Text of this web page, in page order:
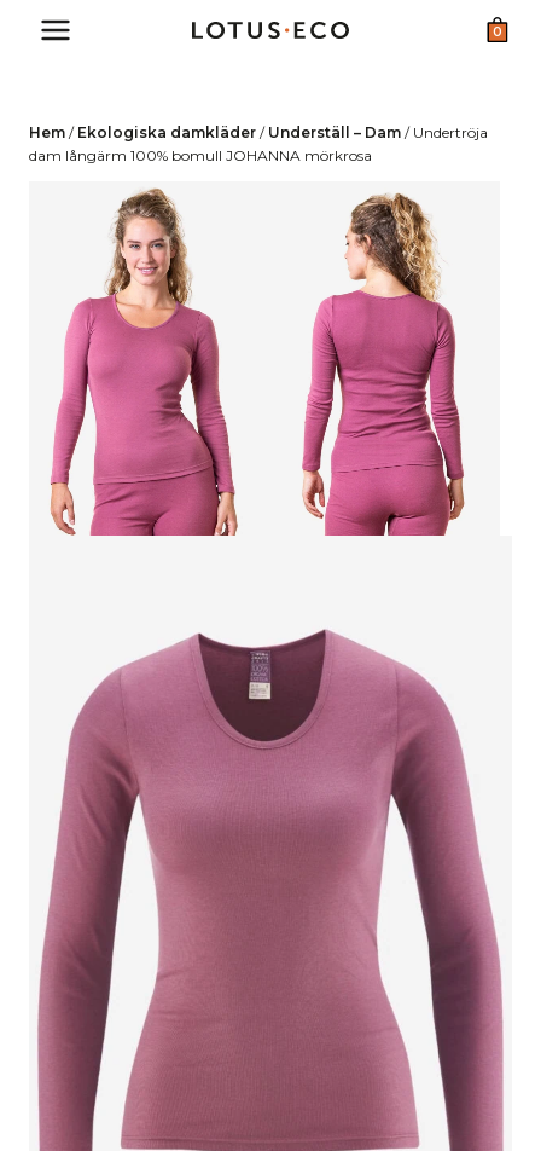
0
Hem / Ekologiska damkläder / Underställ – Dam / Undertröja
dam långärm 100% bomull JOHANNA mörkrosa